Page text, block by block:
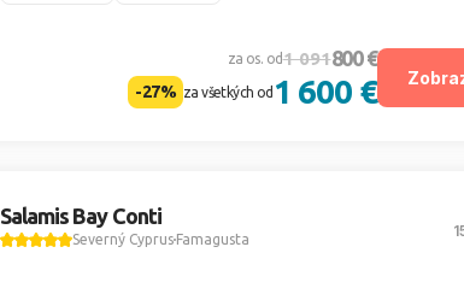
za os. od1 091800 €
-27% za všetkých od 1 600 €
Salamis Bay Conti
Severný CyprusFamagusta